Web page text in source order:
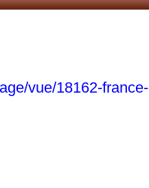
vue/18162-france-